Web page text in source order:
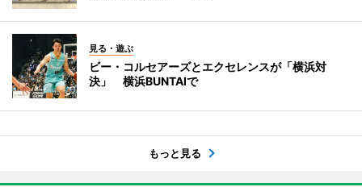
見る・遊ぶ
ビー・コルセアーズとエクセレンスが「横浜対
決」 横浜BUNTAIで
もっと見る